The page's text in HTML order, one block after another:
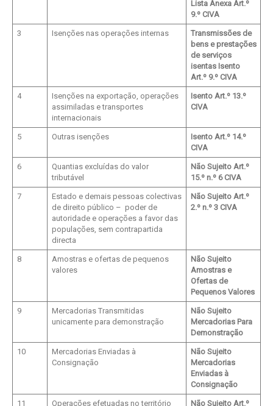
Lista Anexa Art.º
9.º CIVA
3 Isenções nas operações internas
Transmissões de
bens e prestações
de serviços
isentas Isento
Art.º 9.º CIVA
4
Isenções na exportação, operações
assimiladas e transportes
internacionais
Isento Art.º 13.º
CIVA
5 Outras isenções
Isento Art.º 14.º
CIVA
6
Quantias excluídas do valor
tributável
Não Sujeito Art.º
15.º n.º 6 CIVA
7
Estado e demais pessoas colectivas
de direito público – poder de
autoridade e operações a favor das
populações, sem contrapartida
directa
Não Sujeito Art.º
2.º n.º 3 CIVA
8
Amostras e ofertas de pequenos
valores
Não Sujeito
Amostras e
Ofertas de
Pequenos Valores
9
Mercadorias Transmitidas
unicamente para demonstração
Não Sujeito
Mercadorias Para
Demonstração
10
Mercadorias Enviadas à
Consignação
Não Sujeito
Mercadorias
Enviadas à
Consignação
11 Operações efetuadas no território Não Sujeito Art.º